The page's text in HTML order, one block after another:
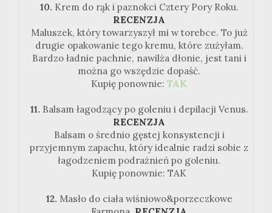
10. Krem do rąk i paznokci Cztery Pory Roku.
RECENZJA
Maluszek, który towarzyszył mi w torebce. To już
drugie opakowanie tego kremu, które zużyłam.
Bardzo ładnie pachnie, nawilża dłonie, jest tani i
można go wszędzie dopaść.
Kupię ponownie: TAK
11. Balsam łagodzący po goleniu i depilacji Venus.
RECENZJA
Balsam o średnio gęstej konsystencji i
przyjemnym zapachu, który idealnie radzi sobie z
łagodzeniem podrażnień po goleniu.
Kupię ponownie: TAK
12. Masło do ciała wiśniowo&porzeczkowe